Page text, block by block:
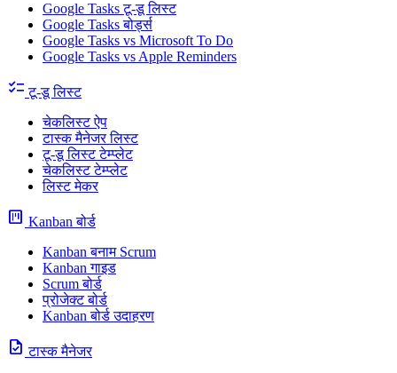
Google Tasks टू-डू लिस्ट
Google Tasks बोर्ड्स
Google Tasks vs Microsoft To Do
Google Tasks vs Apple Reminders
checklist टू-डू लिस्ट
चेकलिस्ट ऐप
टास्क मैनेजर लिस्ट
टू-डू लिस्ट टेम्प्लेट
चेकलिस्ट टेम्प्लेट
लिस्ट मेकर
view_kanban Kanban बोर्ड
Kanban बनाम Scrum
Kanban गाइड
Scrum बोर्ड
प्रोजेक्ट बोर्ड
Kanban बोर्ड उदाहरण
task टास्क मैनेजर